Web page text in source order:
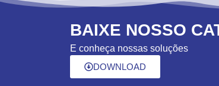
BAIXE NOSSO
E conheça nossas soluções
DOWNLOAD